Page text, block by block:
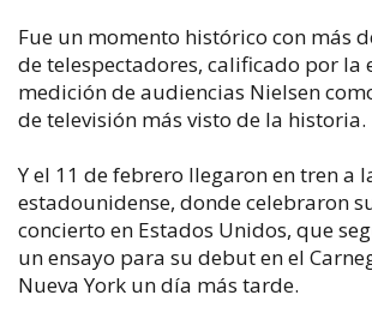
Fue un momento histórico con más
de telespectadores, calificado por la
medición de audiencias Nielsen
de televisión más visto de la historia.
Y el 11 de febrero llegaron en tren a
estadounidense, donde celebraron
concierto en Estados Unidos, que
un ensayo para su debut en el
Nueva York un día más tarde.